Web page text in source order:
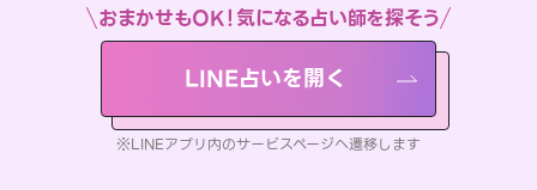
おまかせもOK！気になる占い師を探そう
LINE占いを開く
※LINEアプリ内のサービスページへ遷移します